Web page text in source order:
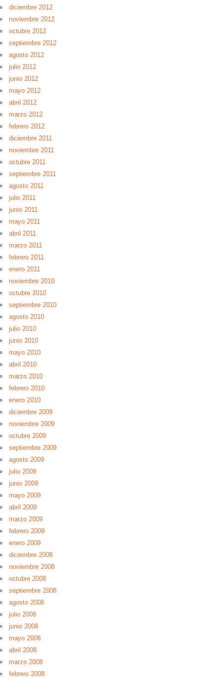
diciembre 2012
noviembre 2012
octubre 2012
septiembre 2012
agosto 2012
julio 2012
junio 2012
mayo 2012
abril 2012
marzo 2012
febrero 2012
diciembre 2011
noviembre 2011
octubre 2011
septiembre 2011
agosto 2011
julio 2011
junio 2011
mayo 2011
abril 2011
marzo 2011
febrero 2011
enero 2011
noviembre 2010
octubre 2010
septiembre 2010
agosto 2010
julio 2010
junio 2010
mayo 2010
abril 2010
marzo 2010
febrero 2010
enero 2010
diciembre 2009
noviembre 2009
octubre 2009
septiembre 2009
agosto 2009
julio 2009
junio 2009
mayo 2009
abril 2009
marzo 2009
febrero 2009
enero 2009
diciembre 2008
noviembre 2008
octubre 2008
septiembre 2008
agosto 2008
julio 2008
junio 2008
mayo 2008
abril 2008
marzo 2008
febrero 2008